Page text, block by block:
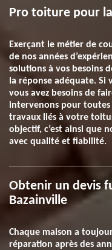
Pro toiture pour
Exerçant le métier de
de nos années
solutions à vos besoins
la réponse adéquate. Si
vous avez besoins de
intervenons pour toutes
travaux liés à votre
objectif, c’est ainsi que
avec qualité et fiabilité.
Obtenir un devis
Bazainville
Chaque maison a
réparation après des